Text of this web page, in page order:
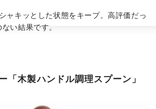
ャキッとした状態をキープ。高評価だっ
い結果です。
「木製ハンドル調理スプーン」